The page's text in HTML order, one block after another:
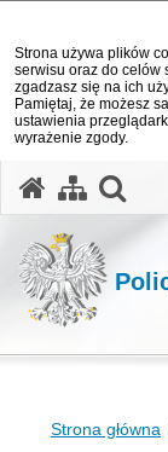
Strona używa plików
serwisu oraz do celów
zgadzasz się na ich
Pamiętaj, że możesz
ustawienia
wyrażenie zgody.
Strona główna